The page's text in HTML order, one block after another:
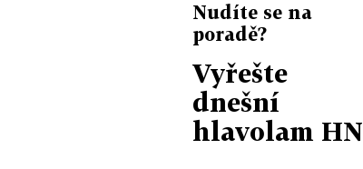
Nudíte se na
poradě?
Vyřešte
dnešní
hlavolam HN